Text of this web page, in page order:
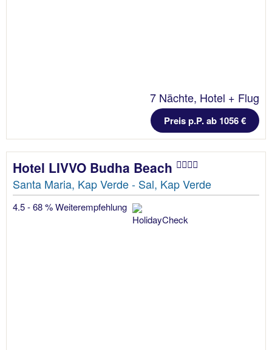
7 Nächte, Hotel + Flug
Preis p.P. ab 1056 €
Hotel LIVVO Budha Beach
Santa Maria, Kap Verde - Sal, Kap Verde
4.5 - 68 % Weiterempfehlung